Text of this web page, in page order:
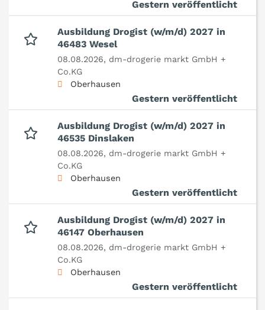
Gestern veröffentlicht
Ausbildung Drogist (w/m/d) 2027 in
46483 Wesel
08.08.2026, dm-drogerie markt GmbH +
Co.KG
Oberhausen
Gestern veröffentlicht
Ausbildung Drogist (w/m/d) 2027 in
46535 Dinslaken
08.08.2026, dm-drogerie markt GmbH +
Co.KG
Oberhausen
Gestern veröffentlicht
Ausbildung Drogist (w/m/d) 2027 in
46147 Oberhausen
08.08.2026, dm-drogerie markt GmbH +
Co.KG
Oberhausen
Gestern veröffentlicht